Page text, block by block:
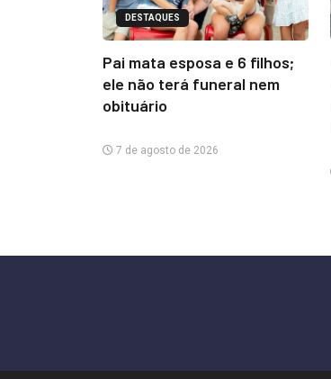
DESTAQUES
Pai mata esposa e 6 filhos;
ele não terá funeral nem
obituário
7 de agosto de 2026